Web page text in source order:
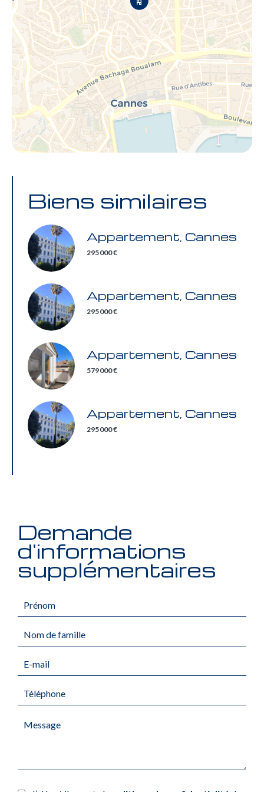
Biens similaires
Appartement, Cannes
295 000 €
Appartement, Cannes
295 000 €
Appartement, Cannes
579 000 €
Appartement, Cannes
295 000 €
Demande
d'informations
supplémentaires